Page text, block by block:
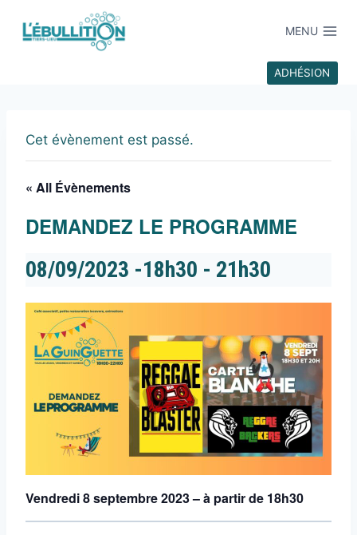
MENU
ADHÉSION
Cet évènement est passé.
« All Évènements
DEMANDEZ LE PROGRAMME
08/09/2023 -18h30 - 21h30
Vendredi 8 septembre 2023 – à partir de 18h30